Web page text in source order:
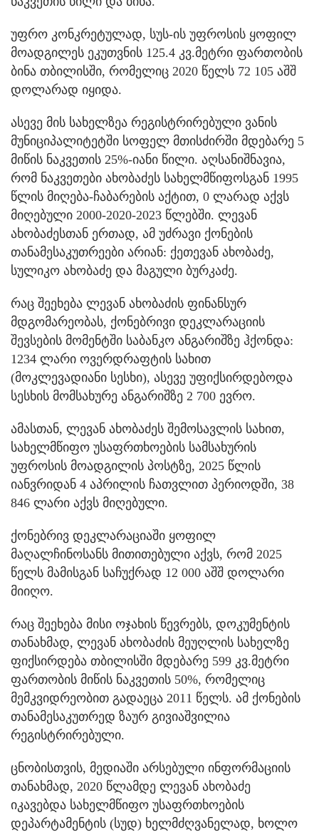
უფრო კონკრეტულად, სუს-ის უფროსის ყოფილ
მოადგილეს ეკუთვნის 125.4 კვ.მეტრი ფართობის
ბინა თბილისში, რომელიც 2020 წელს 72 105 აშშ
დოლარად იყიდა.
ასევე მის სახელზეა რეგისტრირებული ვანის
მუნიციპალიტეტში სოფელ მთისძირში მდებარე 5
მიწის ნაკვეთის 25%-იანი წილი. აღსანიშნავია,
რომ ნაკვეთები ახობაძეს სახელმწიფოსგან 1995
წლის მიღება-ჩაბარების აქტით, 0 ლარად აქვს
მიღებული 2000-2020-2023 წლებში. ლევან
ახობაძესთან ერთად, ამ უძრავი ქონების
თანამესაკუთრეები არიან: ქეთევან ახობაძე,
სულიკო ახობაძე და მაგული ბურკაძე.
რაც შეეხება ლევან ახობაძის ფინანსურ
მდგომარეობას, ქონებრივი დეკლარაციის
შევსების მომენტში საბანკო ანგარიშზე ჰქონდა:
1234 ლარი ოვერდრაფტის სახით
(მოკლევადიანი სესხი), ასევე უფიქსირდებოდა
სესხის მომსახურე ანგარიშზე 2 700 ევრო.
ამასთან, ლევან ახობაძეს შემოსავლის სახით,
სახელმწიფო უსაფრთხოების სამსახურის
უფროსის მოადგილის პოსტზე, 2025 წლის
იანვრიდან 4 აპრილის ჩათვლით პერიოდში, 38
846 ლარი აქვს მიღებული.
ქონებრივ დეკლარაციაში ყოფილ
მაღალჩინოსანს მითითებული აქვს, რომ 2025
წელს მამისგან საჩუქრად 12 000 აშშ დოლარი
მიიღო.
რაც შეეხება მისი ოჯახის წევრებს, დოკუმენტის
თანახმად, ლევან ახობაძის მეუღლის სახელზე
ფიქსირდება თბილისში მდებარე 599 კვ.მეტრი
ფართობის მიწის ნაკვეთის 50%, რომელიც
მემკვიდრეობით გადაეცა 2011 წელს. ამ ქონების
თანამესაკუთრედ ზაურ გივიაშვილია
რეგისტრირებული.
ცნობისთვის, მედიაში არსებული ინფორმაციის
თანახმად, 2020 წლამდე ლევან ახობაძე
იკავებდა სახელმწიფო უსაფრთხოების
დეპარტამენტის (სუდ) ხელმძღვანელად, ხოლო